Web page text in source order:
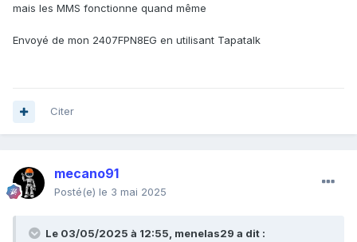
mais les MMS fonctionne quand même
Envoyé de mon 2407FPN8EG en utilisant Tapatalk
Citer
mecano91
Posté(e) le 3 mai 2025
Le 03/05/2025 à 12:55, menelas29 a dit :